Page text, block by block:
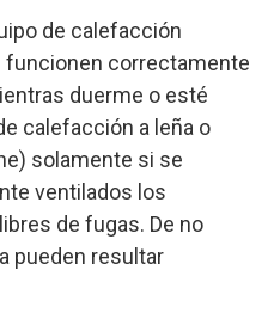
de calefacción
correctamente
duerme o esté
calefacción a leña o
solamente si se
ventilados los
de fugas. De no
pueden resultar